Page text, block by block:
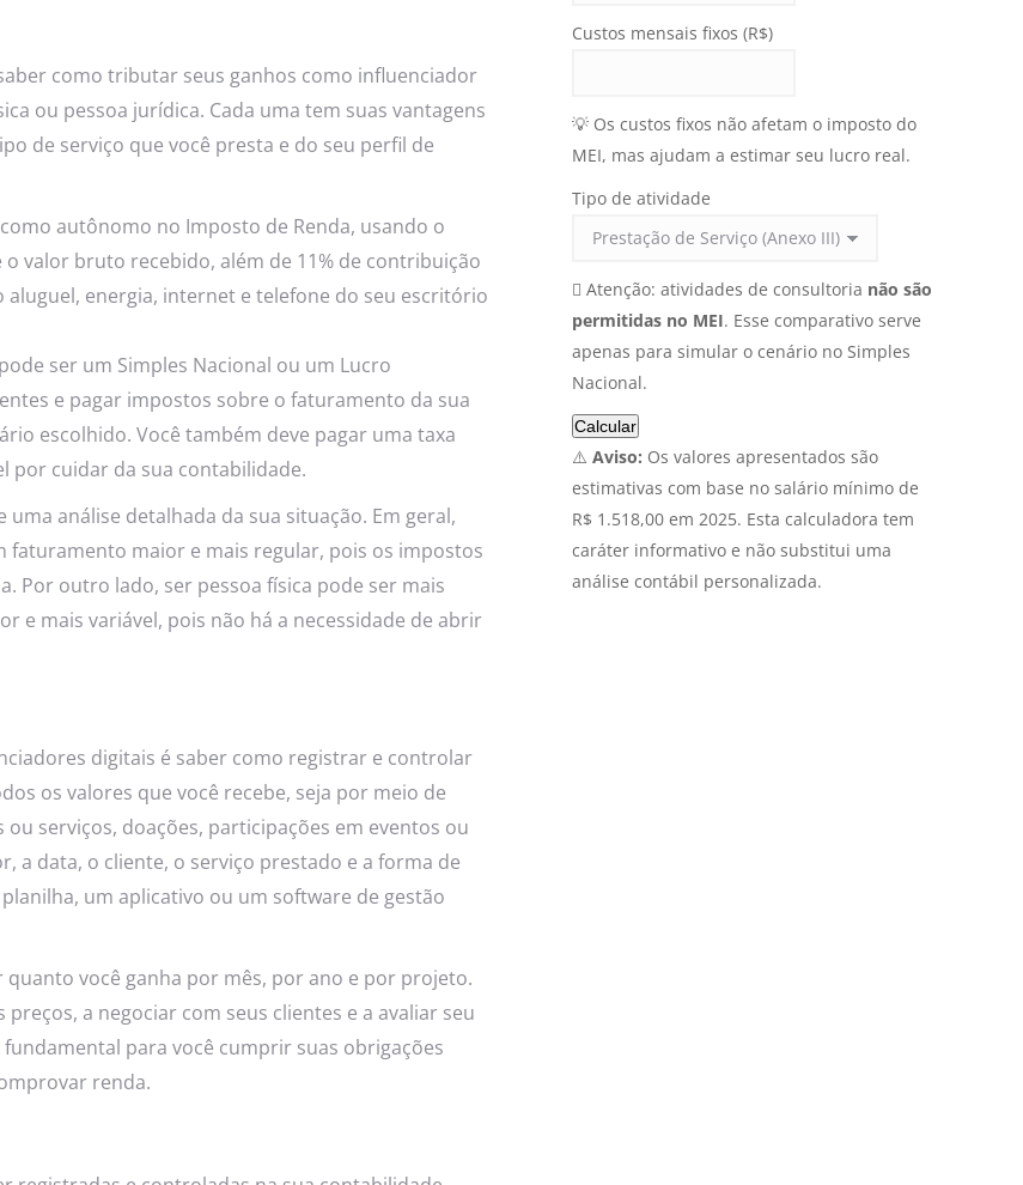
como tributar seus ganhos como influenciador
ou pessoa jurídica. Cada uma tem suas vantagens
de serviço que você presta e do seu perfil de
autônomo no Imposto de Renda, usando o
valor bruto recebido, além de 11% de contribuição
aluguel, energia, internet e telefone do seu escritório
ser um Simples Nacional ou um Lucro
e pagar impostos sobre o faturamento da sua
escolhido. Você também deve pagar uma taxa
por cuidar da sua contabilidade.
análise detalhada da sua situação. Em geral,
faturamento maior e mais regular, pois os impostos
Por outro lado, ser pessoa física pode ser mais
e mais variável, pois não há a necessidade de abrir
digitais é saber como registrar e controlar
os valores que você recebe, seja por meio de
serviços, doações, participações em eventos ou
a data, o cliente, o serviço prestado e a forma de
um aplicativo ou um software de gestão
você ganha por mês, por ano e por projeto.
a negociar com seus clientes e a avaliar seu
para você cumprir suas obrigações
renda.
Custos mensais fixos (R$)
💡 Os custos fixos não afetam o imposto do
MEI, mas ajudam a estimar seu lucro real.
Tipo de atividade
🛘 Atenção: atividades de consultoria não são
permitidas no MEI. Esse comparativo serve
apenas para simular o cenário no Simples
Nacional.
Calcular
⚠️ Aviso: Os valores apresentados são
estimativas com base no salário mínimo de
R$ 1.518,00 em 2025. Esta calculadora tem
caráter informativo e não substitui uma
análise contábil personalizada.